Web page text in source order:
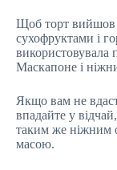
Щоб торт вийшов
сухофруктами і
Маскапоне і
Якщо вам не
впадайте у
таким же ніжним
масою.